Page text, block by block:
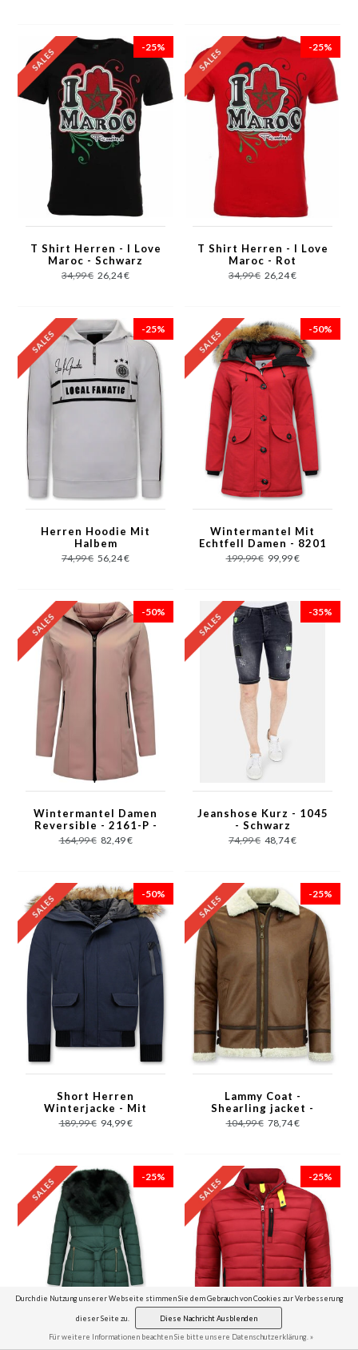
-25%
T Shirt Herren - I Love
Maroc - Schwarz
34,99 € 26,24 €
-25%
T Shirt Herren - I Love
Maroc - Rot
34,99 € 26,24 €
-25%
Herren Hoodie Mit
Halbem
Reißverschluss - 11-
6515WZ -
74,99 € 56,24 €
-50%
Wintermantel Mit
Echtfell Damen - 8201
- Rot
199,99 € 99,99 €
-50%
Wintermantel Damen
Reversible - 2161-P -
Rosa
164,99 € 82,49 €
-35%
Jeanshose Kurz - 1045
- Schwarz
74,99 € 48,74 €
-50%
Short Herren
Winterjacke - Mit
Kunstpelzkragen -
189,99 € 94,99 €
-25%
Lammy Coat -
Shearling jacket -
Braun
104,99 € 78,74 €
-25% -25%
Durch die Nutzung unserer Webseite stimmen Sie dem Gebrauch von Cookies zur Verbesserung
dieser Seite zu. Diese Nachricht Ausblenden
Für weitere Informationen beachten Sie bitte unsere Datenschutzerklärung. »